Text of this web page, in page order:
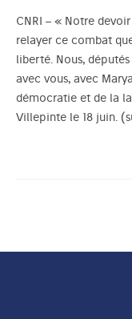
CNRI – « Notre
relayer ce combat
liberté. Nous,
avec vous, avec
démocratie et de la
Villepinte le 18 juin.